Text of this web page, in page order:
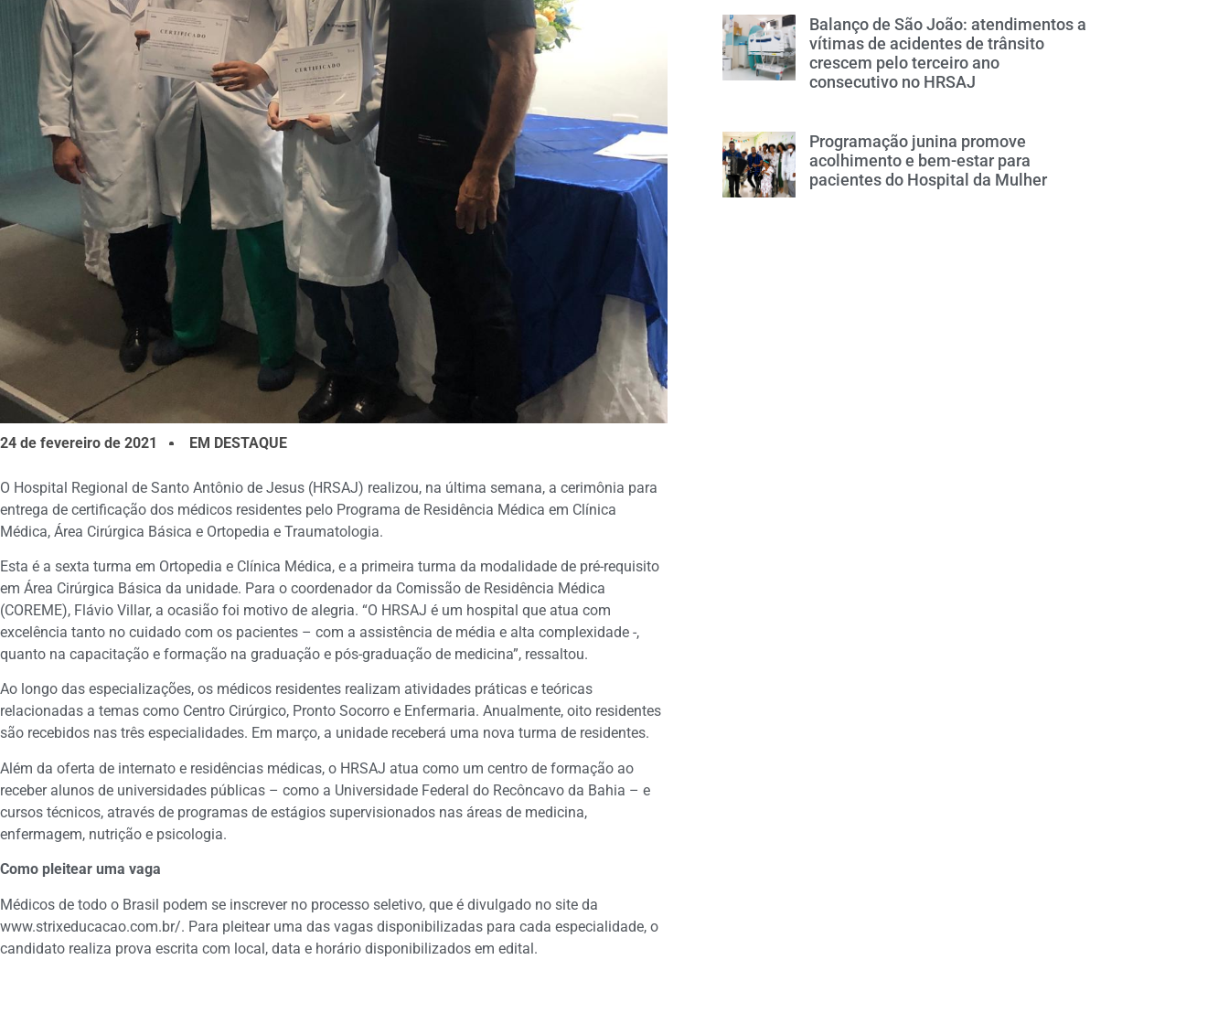
24 de fevereiro de 2021 EM DESTAQUE
O Hospital Regional de Santo Antônio de Jesus (HRSAJ) realizou, na última semana, a cerimônia para
entrega de certificação dos médicos residentes pelo Programa de Residência Médica em Clínica
Médica, Área Cirúrgica Básica e Ortopedia e Traumatologia.
Esta é a sexta turma em Ortopedia e Clínica Médica, e a primeira turma da modalidade de pré-requisito
em Área Cirúrgica Básica da unidade. Para o coordenador da Comissão de Residência Médica
(COREME), Flávio Villar, a ocasião foi motivo de alegria. “O HRSAJ é um hospital que atua com
excelência tanto no cuidado com os pacientes – com a assistência de média e alta complexidade -,
quanto na capacitação e formação na graduação e pós-graduação de medicina”, ressaltou.
Ao longo das especializações, os médicos residentes realizam atividades práticas e teóricas
relacionadas a temas como Centro Cirúrgico, Pronto Socorro e Enfermaria. Anualmente, oito residentes
são recebidos nas três especialidades. Em março, a unidade receberá uma nova turma de residentes.
Além da oferta de internato e residências médicas, o HRSAJ atua como um centro de formação ao
receber alunos de universidades públicas – como a Universidade Federal do Recôncavo da Bahia – e
cursos técnicos, através de programas de estágios supervisionados nas áreas de medicina,
enfermagem, nutrição e psicologia.
Como pleitear uma vaga
Médicos de todo o Brasil podem se inscrever no processo seletivo, que é divulgado no site da
www.strixeducacao.com.br/. Para pleitear uma das vagas disponibilizadas para cada especialidade, o
candidato realiza prova escrita com local, data e horário disponibilizados em edital.
Balanço de São João: atendimentos a
vítimas de acidentes de trânsito
crescem pelo terceiro ano
consecutivo no HRSAJ
Programação junina promove
acolhimento e bem-estar para
pacientes do Hospital da Mulher